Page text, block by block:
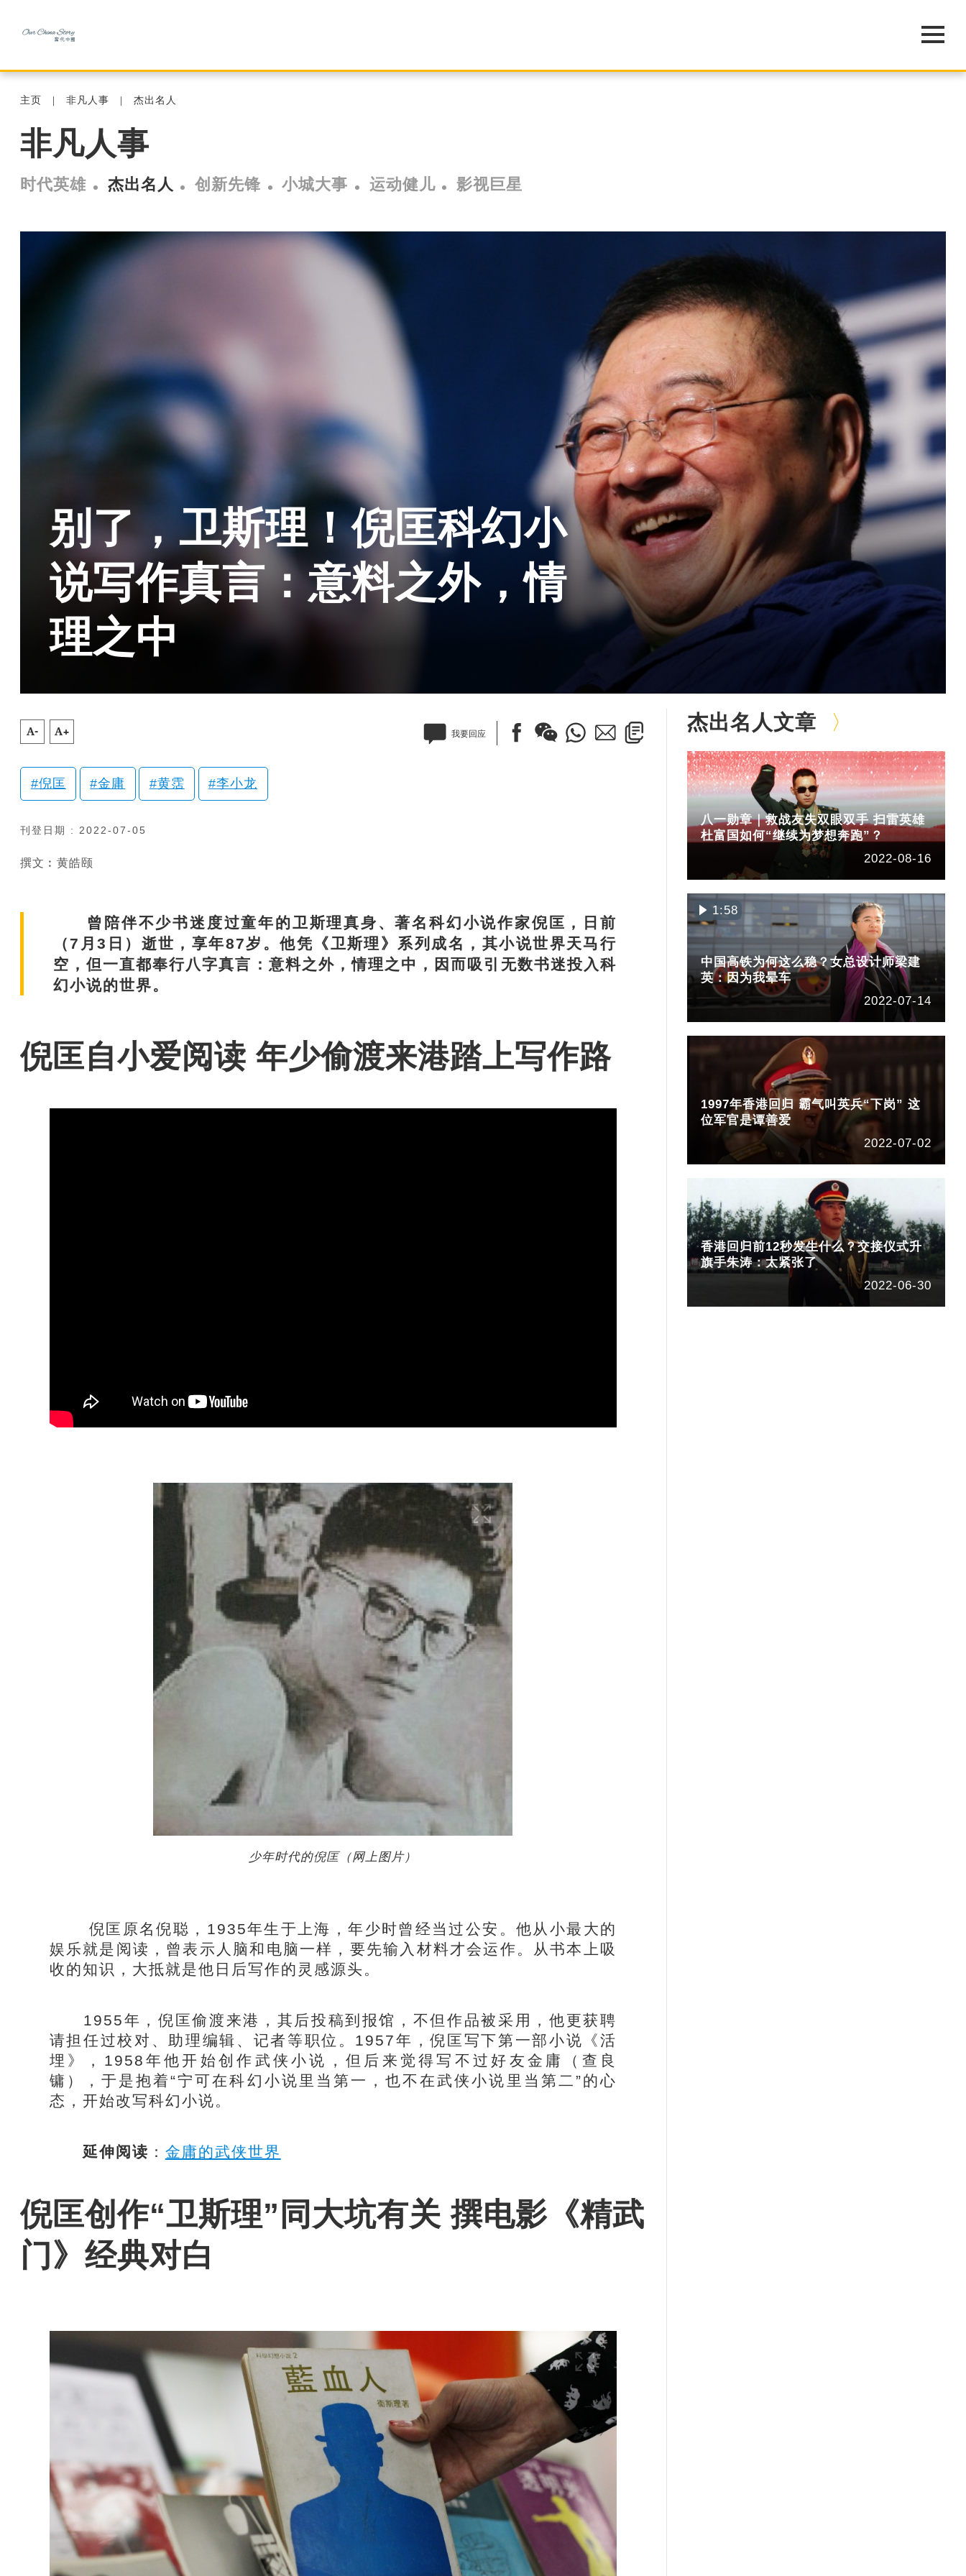
主页 非凡人事 杰出名人
非凡人事
时代英雄 杰出名人 创新先锋 小城大事 运动健儿 影视巨星
别了，卫斯理！倪匡科幻小
说写作真言：意料之外，情
理之中
A- A+ 我要回应
倪匡 金庸 黄霑 李小龙
刊登日期 : 2022-07-05
撰文︰黄皓颐
曾陪伴不少书迷度过童年的卫斯理真身、著名科幻小说作家倪匡，日前
（7月3日）逝世，享年87岁。他凭《卫斯理》系列成名，其小说世界天马行
空，但一直都奉行八字真言：意料之外，情理之中，因而吸引无数书迷投入科
幻小说的世界。
倪匡自小爱阅读 年少偷渡来港踏上写作路
少年时代的倪匡（网上图片）
倪匡原名倪聪，1935年生于上海，年少时曾经当过公安。他从小最大的
娱乐就是阅读，曾表示人脑和电脑一样，要先输入材料才会运作。从书本上吸
收的知识，大抵就是他日后写作的灵感源头。
1955年，倪匡偷渡来港，其后投稿到报馆，不但作品被采用，他更获聘
请担任过校对、助理编辑、记者等职位。1957年，倪匡写下第一部小说《活
埋》，1958年他开始创作武侠小说，但后来觉得写不过好友金庸（查良
镛），于是抱着“宁可在科幻小说里当第一，也不在武侠小说里当第二”的心
态，开始改写科幻小说。
延伸阅读 ： 金庸的武侠世界
倪匡创作“卫斯理”同大坑有关 撰电影《精武
门》经典对白
杰出名人文章
八一勋章｜救战友失双眼双手 扫雷英雄
杜富国如何“继续为梦想奔跑”？
2022-08-16
1:58
中国高铁为何这么稳？女总设计师梁建
英：因为我晕车
2022-07-14
1997年香港回归 霸气叫英兵“下岗” 这
位军官是谭善爱
2022-07-02
香港回归前12秒发生什么？交接仪式升
旗手朱涛：太紧张了
2022-06-30